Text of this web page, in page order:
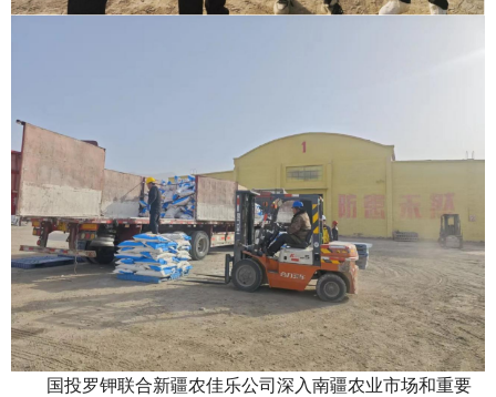
国投罗钾联合新疆农佳乐公司深入南疆农业市场和重要